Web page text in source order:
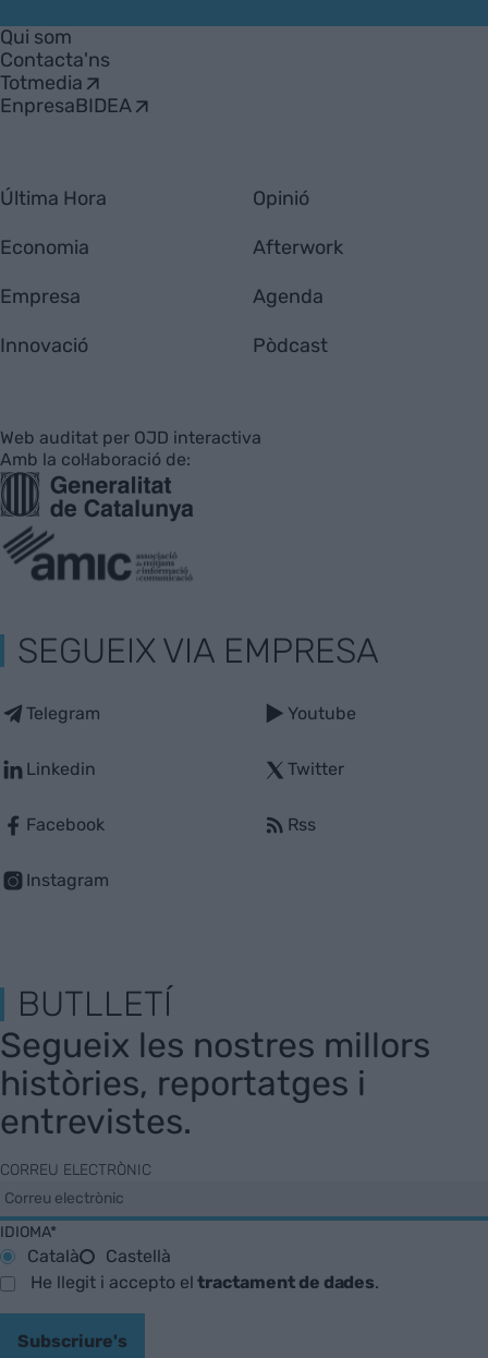
Empresa
Qui som
Contacta'ns
Totmedia
EnpresaBIDEA
Última Hora
Economia
Empresa
Innovació
Opinió
Afterwork
Agenda
Pòdcast
Web auditat per OJD interactiva
Amb la col·laboració de:
SEGUEIX VIA EMPRESA
Telegram
Linkedin
Facebook
Instagram
Youtube
Twitter
Rss
BUTLLETÍ
Segueix les nostres millors
històries, reportatges i
entrevistes.
CORREU ELECTRÒNIC
IDIOMA*
Català
Castellà
He llegit i accepto eltractament de dades.
Subscriure's